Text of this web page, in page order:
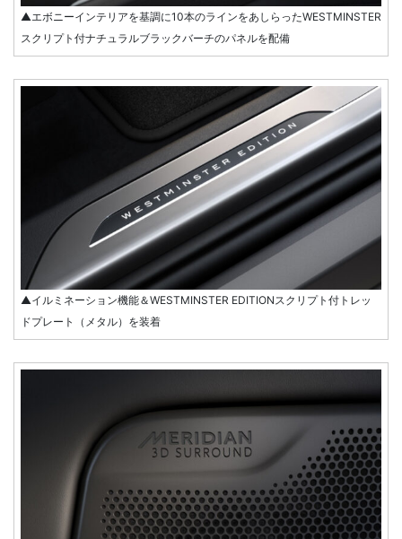
▲エボニーインテリアを基調に10本のラインをあしらったWESTMINSTER
スクリプト付ナチュラルブラックバーチのパネルを配備
▲イルミネーション機能＆WESTMINSTER EDITIONスクリプト付トレッ
ドプレート（メタル）を装着